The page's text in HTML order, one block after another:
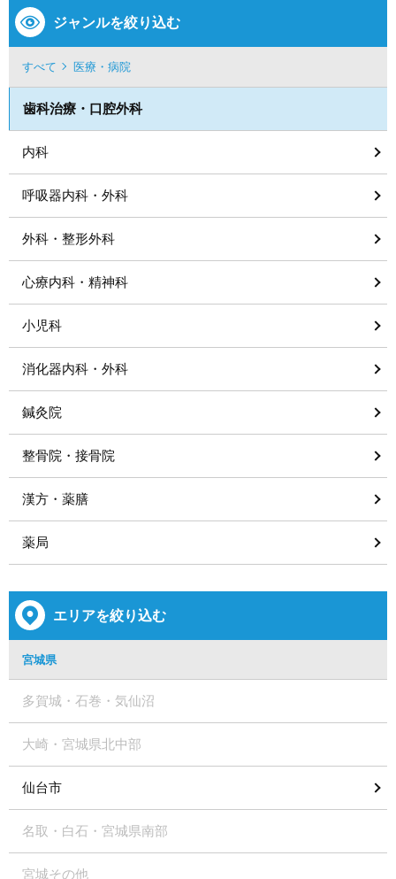
ジャンルを絞り込む
すべて 医療・病院
歯科治療・口腔外科
内科
呼吸器内科・外科
外科・整形外科
心療内科・精神科
小児科
消化器内科・外科
鍼灸院
整骨院・接骨院
漢方・薬膳
薬局
エリアを絞り込む
宮城県
多賀城・石巻・気仙沼
大崎・宮城県北中部
仙台市
名取・白石・宮城県南部
宮城その他